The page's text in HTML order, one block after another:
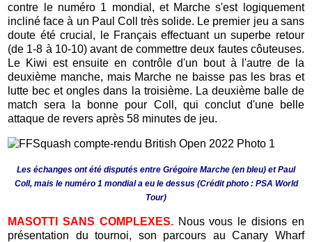
contre le numéro 1 mondial, et Marche s'est logiquement
incliné face à un Paul Coll très solide. Le premier jeu a sans
doute été crucial, le Français effectuant un superbe retour
(de 1-8 à 10-10) avant de commettre deux fautes côuteuses.
Le Kiwi est ensuite en contrôle d'un bout à l'autre de la
deuxième manche, mais Marche ne baisse pas les bras et
lutte bec et ongles dans la troisième. La deuxième balle de
match sera la bonne pour Coll, qui conclut d'une belle
attaque de revers après 58 minutes de jeu.
Les échanges ont été disputés entre Grégoire Marche (en bleu) et Paul
Coll, mais le numéro 1 mondial a eu le dessus (Crédit photo : PSA World
Tour)
MASOTTI SANS COMPLEXES.Nous vous le disions en
présentation du tournoi, son parcours au Canary Wharf